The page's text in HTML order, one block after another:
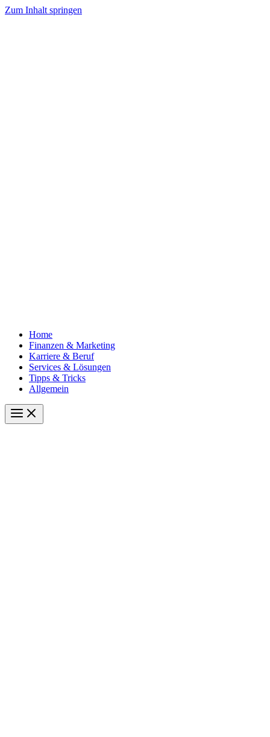
Zum Inhalt springen
Home
Finanzen & Marketing
Karriere & Beruf
Services & Lösungen
Tipps & Tricks
Allgemein